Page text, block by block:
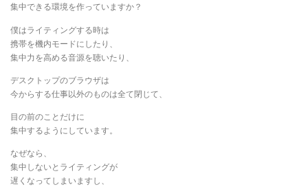
集中できる環境を作っていますか？
僕はライティングする時は
携帯を機内モードにしたり、
集中力を高める音源を聴いたり、
デスクトップのブラウザは
今からする仕事以外のものは全て閉じて、
目の前のことだけに
集中するようにしています。
なぜなら、
集中しないとライティングが
遅くなってしまいますし、